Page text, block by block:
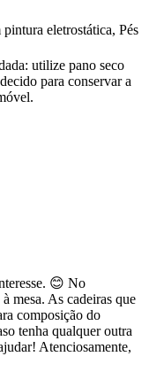
eletrostática, Pés
utilize pano seco
para conservar a
😊 No
mesa. As cadeiras que
composição do
tenha qualquer outra
Atenciosamente,